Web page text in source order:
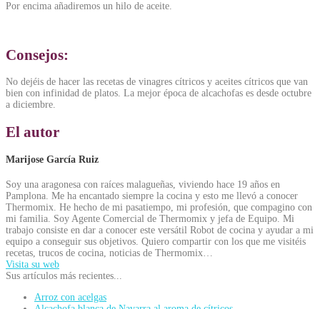
Por encima añadiremos un hilo de aceite.
Consejos:
No dejéis de hacer las recetas de vinagres cítricos y aceites cítricos que van
bien con infinidad de platos. La mejor época de alcachofas es desde octubre
a diciembre.
El autor
Marijose García Ruiz
Soy una aragonesa con raíces malagueñas, viviendo hace 19 años en
Pamplona. Me ha encantado siempre la cocina y esto me llevó a conocer
Thermomix. He hecho de mi pasatiempo, mi profesión, que compagino con
mi familia. Soy Agente Comercial de Thermomix y jefa de Equipo. Mi
trabajo consiste en dar a conocer este versátil Robot de cocina y ayudar a mi
equipo a conseguir sus objetivos. Quiero compartir con los que me visitéis
recetas, trucos de cocina, noticias de Thermomix…
Visita su web
Sus artículos más recientes...
Arroz con acelgas